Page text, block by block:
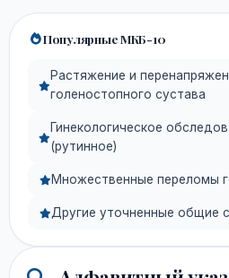
Популярные МКБ-10
Растяжение и
голеностопного сустава
Гинекологическое
(рутинное)
Множественные переломы
Другие уточненные общие